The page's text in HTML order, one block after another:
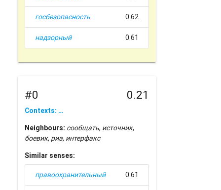
госбезопасность 0.62
надзорный 0.61
#0 0.21
Contexts: …
Neighbours: сообщать, источник,
боевик, риа, интерфакс
Similar senses:
правоохранительный 0.61